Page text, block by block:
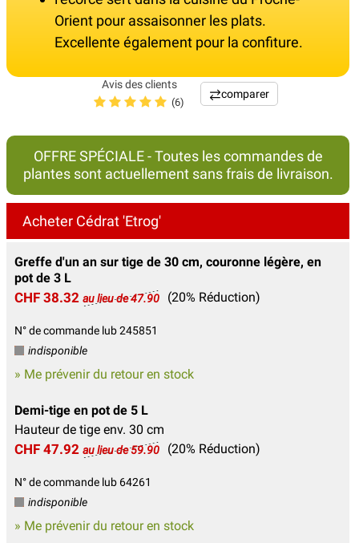
Orient pour assaisonner les plats.
Excellente également pour la confiture.
Avis des clients
(6)
comparer
OFFRE SPÉCIALE - Toutes les commandes de
plantes sont actuellement sans frais de livraison.
Acheter Cédrat 'Etrog'
Greffe d'un an sur tige de 30 cm, couronne légère, en
pot de 3 L
CHF 38.32 au lieu de 47.90 (20% Réduction)
N° de commande lub 245851
indisponible
» Me prévenir du retour en stock
Demi-tige en pot de 5 L
Hauteur de tige env. 30 cm
CHF 47.92 au lieu de 59.90 (20% Réduction)
N° de commande lub 64261
indisponible
» Me prévenir du retour en stock